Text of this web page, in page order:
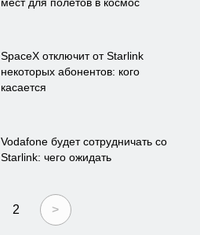
SpaceX отключит от Starlink
некоторых абонентов: кого
касается
Vodafone будет сотрудничать со
Starlink: чего ожидать
2 >